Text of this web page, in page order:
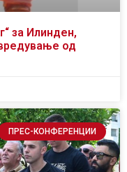
за Илинден,
од
ПРЕС-КОНФЕРЕНЦИИ